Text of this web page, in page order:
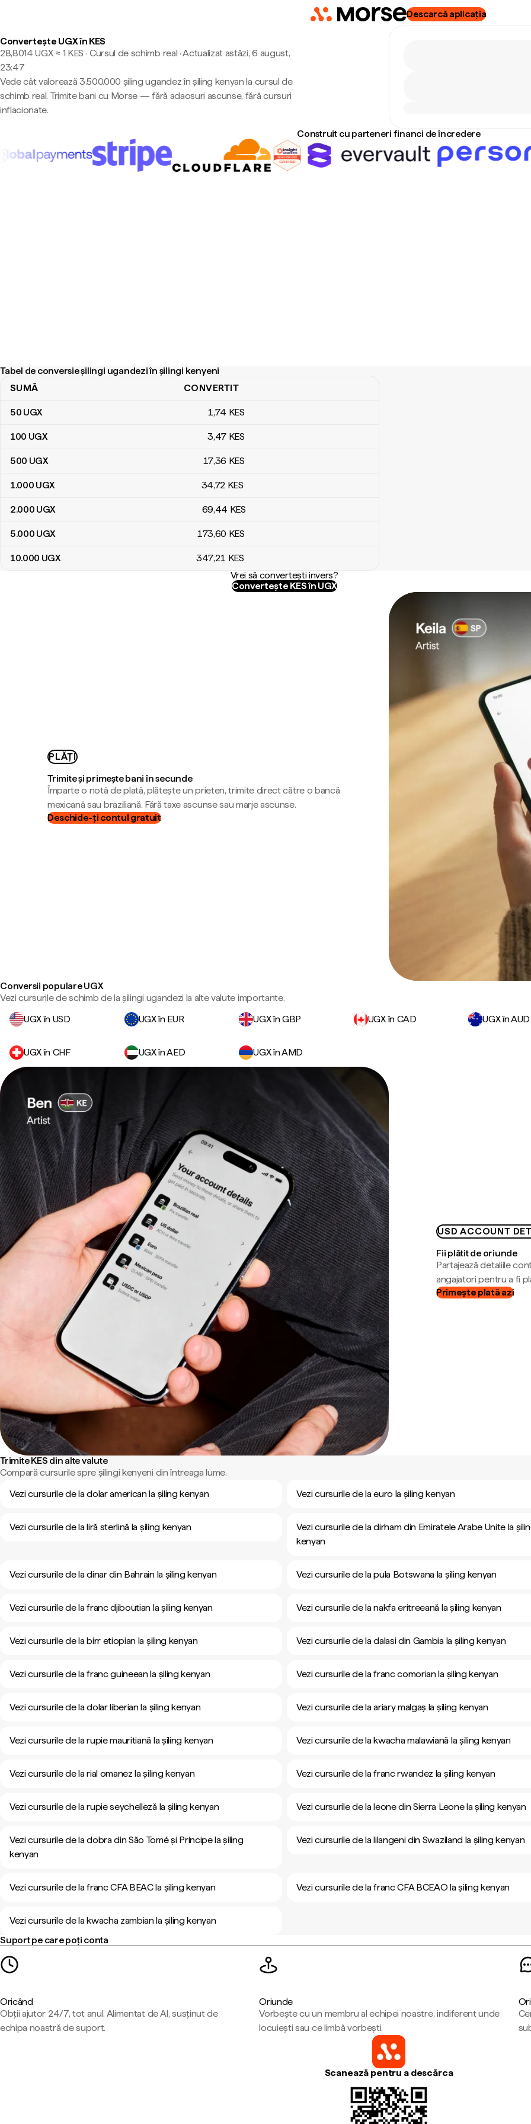
Descarcă aplicația
Convertește UGX în KES
28,8014 UGX ≈ 1 KES · Cursul de schimb real ·Actualizat astăzi, 6 august,
23:47
Vede cât valorează 3.500.000 șiling ugandez în șiling kenyan la cursul de
schimb real. Trimite bani cu Morse — fără adaosuri ascunse, fără cursuri
inflacionate.
Construit cu parteneri financi de încredere
Tabel de conversie șilingi ugandezi în șilingi kenyeni
Tabel de conversie șilingi ugandezi în șilingi kenyeni
SUMĂ CONVERTIT
50 UGX 1,74 KES
100 UGX 3,47 KES
500 UGX 17,36 KES
1.000 UGX 34,72 KES
2.000 UGX 69,44 KES
5.000 UGX 173,60 KES
10.000 UGX 347,21 KES
Vrei să convertești invers?
Convertește KES în UGX
PLĂȚI
Trimite și primește bani în secunde
Împarte o notă de plată, plătește un prieten, trimite direct către o bancă
mexicană sau braziliană. Fără taxe ascunse sau marje ascunse.
Deschide-ți contul gratuit
Conversii populare UGX
Vezi cursurile de schimb de la șilingi ugandezi la alte valute importante.
UGX în USD
UGX în EUR UGX în GBP UGX în CAD UGX în AUD
UGX în CHF UGX în AED UGX în AMD
USD ACCOUNT
Fii plătit de oriunde
Partajează detaliile
angajatori pentru a fi
Primește plată azi
Trimite KES din alte valute
Compară cursurile spre șilingi kenyeni din întreaga lume.
Vezi cursurile de la dolar american la șiling kenyan
Vezi cursurile de la euro la șiling kenyan
Vezi cursurile de la liră sterlină la șiling kenyan
Vezi cursurile de la dirham din Emiratele Arabe Unite la
kenyan
Vezi cursurile de la dinar din Bahrain la șiling kenyan Vezi cursurile de la pula Botswana la șiling kenyan
Vezi cursurile de la franc djiboutian la șiling kenyan Vezi cursurile de la nakfa eritreeană la șiling kenyan
Vezi cursurile de la birr etiopian la șiling kenyan Vezi cursurile de la dalasi din Gambia la șiling kenyan
Vezi cursurile de la franc guineean la șiling kenyan Vezi cursurile de la franc comorian la șiling kenyan
Vezi cursurile de la dolar liberian la șiling kenyan Vezi cursurile de la ariary malgaș la șiling kenyan
Vezi cursurile de la rupie mauritiană la șiling kenyan Vezi cursurile de la kwacha malawiană la șiling kenyan
Vezi cursurile de la rial omanez la șiling kenyan Vezi cursurile de la franc rwandez la șiling kenyan
Vezi cursurile de la rupie seychelleză la șiling kenyan Vezi cursurile de la leone din Sierra Leone la șiling kenyan
Vezi cursurile de la dobra din São Tomé și Príncipe la șiling
kenyan
Vezi cursurile de la lilangeni din Swaziland la șiling kenyan
Vezi cursurile de la franc CFA BEAC la șiling kenyan Vezi cursurile de la franc CFA BCEAO la șiling kenyan
Vezi cursurile de la kwacha zambian la șiling kenyan
Suport pe care poți conta
Oricând
Obții ajutor 24/7, tot anul. Alimentat de AI, susținut de
echipa noastră de suport.
Oriunde
Vorbește cu un membru al echipei noastre, indiferent unde
locuiești sau ce limbă vorbești.
Scanează pentru a descărca